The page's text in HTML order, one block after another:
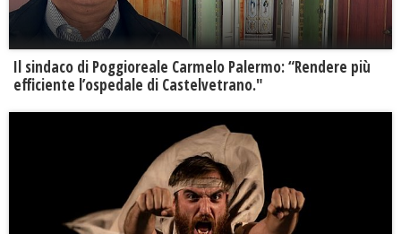
Il sindaco di Poggioreale Carmelo Palermo: “Rendere più
efficiente l’ospedale di Castelvetrano."